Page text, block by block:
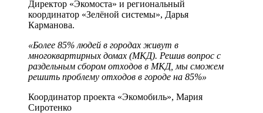
Директор «Экомоста» и региональный
координатор «Зелёной системы», Дарья
Карманова.
«Более 85% людей в городах живут в
многоквартирных домах (МКД). Решив вопрос с
раздельным сбором отходов в МКД, мы сможем
решить проблему отходов в городе на 85%»
Координатор проекта «Экомобиль», Мария
Сиротенко